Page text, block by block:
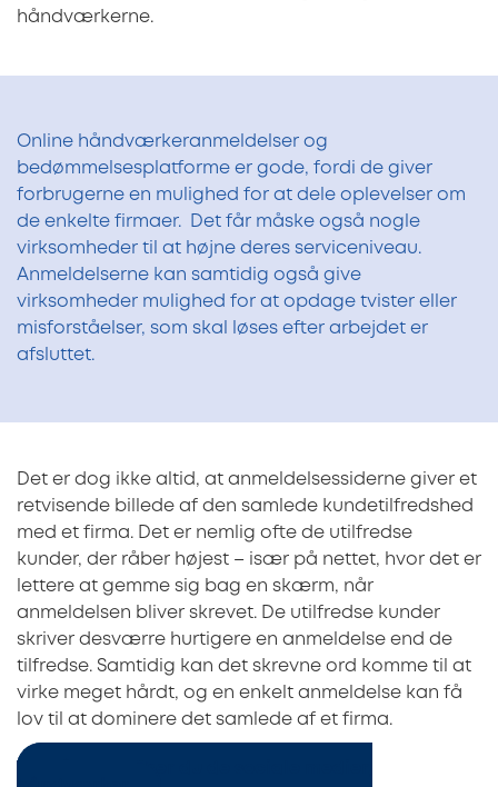
håndværkerne.
Online håndværkeranmeldelser og
bedømmelsesplatforme er gode, fordi de giver
forbrugerne en mulighed for at dele oplevelser om
de enkelte firmaer. Det får måske også nogle
virksomheder til at højne deres serviceniveau.
Anmeldelserne kan samtidig også give
virksomheder mulighed for at opdage tvister eller
misforståelser, som skal løses efter arbejdet er
afsluttet.
Det er dog ikke altid, at anmeldelsessiderne giver et
retvisende billede af den samlede kundetilfredshed
med et firma. Det er nemlig ofte de utilfredse
kunder, der råber højest – især på nettet, hvor det er
lettere at gemme sig bag en skærm, når
anmeldelsen bliver skrevet. De utilfredse kunder
skriver desværre hurtigere en anmeldelse end de
tilfredse. Samtidig kan det skrevne ord komme til at
virke meget hårdt, og en enkelt anmeldelse kan få
lov til at dominere det samlede af et firma.